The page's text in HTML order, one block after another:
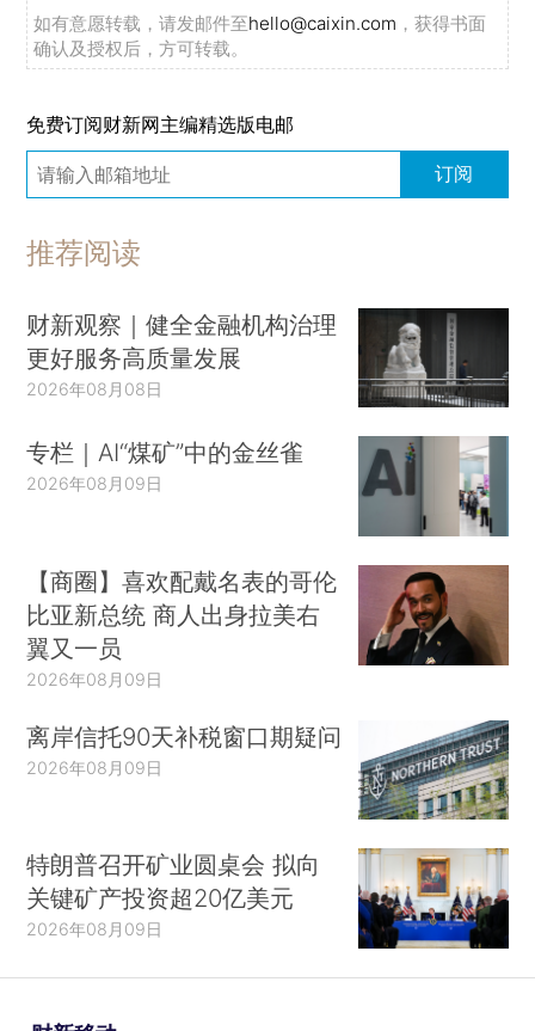
如有意愿转载，请发邮件至hello@caixin.com ，获得书面
确认及授权后，方可转载。
免费订阅财新网主编精选版电邮
订阅
推荐阅读
财新观察｜健全金融机构治理
更好服务高质量发展
2026年08月08日
专栏｜AI“煤矿”中的金丝雀
2026年08月09日
【商圈】喜欢配戴名表的哥伦
比亚新总统 商人出身拉美右
翼又一员
2026年08月09日
离岸信托90天补税窗口期疑问
2026年08月09日
特朗普召开矿业圆桌会 拟向
关键矿产投资超20亿美元
2026年08月09日